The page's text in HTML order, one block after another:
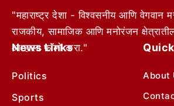
"महाराष्ट्र देशा - विश्वसनीय आणि वेगवान
राजकीय, सामाजिक आणि मनोरंजन
आम्हाला फॉलो करा."
News Links
Politics
Sports
About